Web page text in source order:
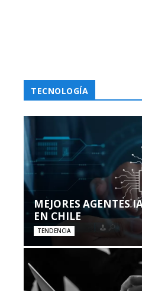
TECNOLOGÍA
MEJORES AGENTES
EN CHILE
TENDENCIA